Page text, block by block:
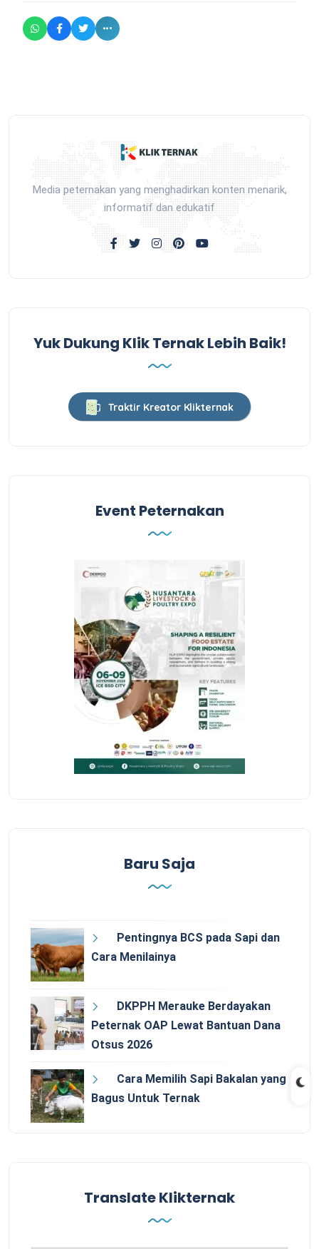
Media peternakan yang menghadirkan konten menarik,
informatif dan edukatif
Yuk Dukung Klik Ternak Lebih Baik!
Traktir Kreator Klikternak
Event Peternakan
Baru Saja
Pentingnya BCS pada Sapi dan
Cara Menilainya
DKPPH Merauke Berdayakan
Peternak OAP Lewat Bantuan Dana
Otsus 2026
Cara Memilih Sapi Bakalan yang
Bagus Untuk Ternak
Translate Klikternak